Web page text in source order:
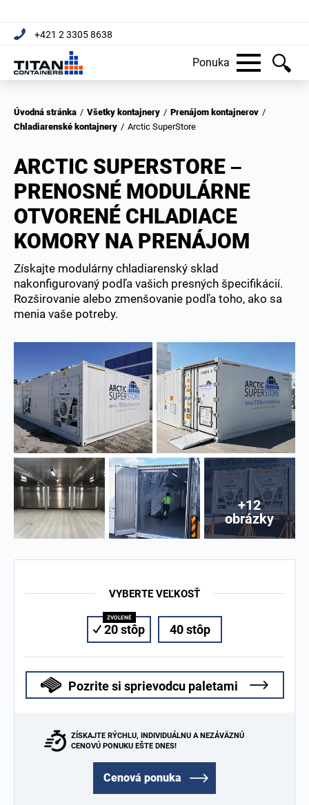
+421 2 3305 8638
Ponuka
Úvodná stránka / Všetky kontajnery / Prenájom kontajnerov /
Chladiarenské kontajnery / Arctic SuperStore
ARCTIC SUPERSTORE –
PRENOSNÉ MODULÁRNE
OTVORENÉ CHLADIACE
KOMORY NA PRENÁJOM
Získajte modulárny chladiarenský sklad
nakonfigurovaný podľa vašich presných špecifikácií.
Rozširovanie alebo zmenšovanie podľa toho, ako sa
menia vaše potreby.
+12
obrázky
VYBERTE VEĽKOSŤ
20 stôp 40 stôp
Pozrite si sprievodcu paletami
Cenová ponuka
ZÍSKAJTE RÝCHLU, INDIVIDUÁLNU A NEZÁVÄZNÚ
CENOVÚ PONUKU EŠTE DNES!